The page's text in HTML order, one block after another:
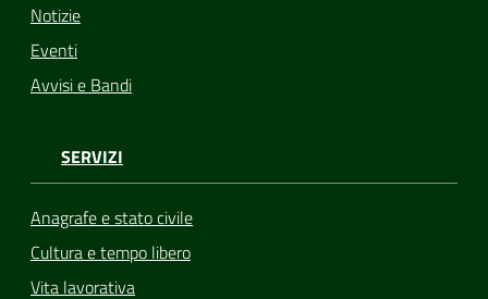
Notizie
Eventi
Avvisi e Bandi
SERVIZI
Anagrafe e stato civile
Cultura e tempo libero
Vita lavorativa